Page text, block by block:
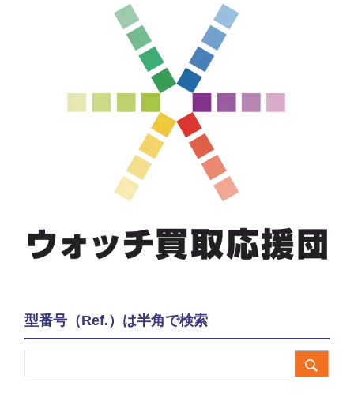
型番号（Ref.）は半角で検索
